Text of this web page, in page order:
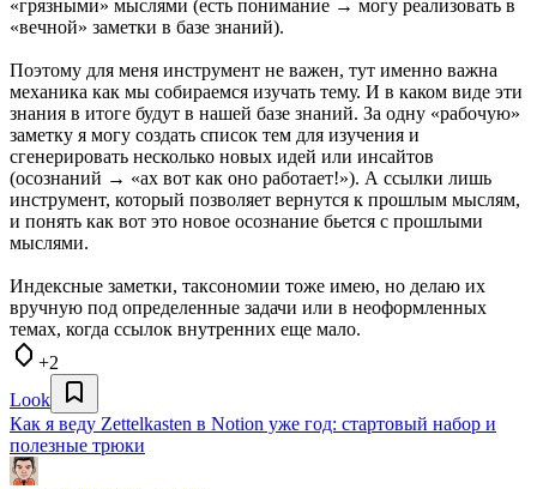
«грязными» мыслями (есть понимание → могу реализовать в
«вечной» заметки в базе знаний).
Поэтому для меня инструмент не важен, тут именно важна
механика как мы собираемся изучать тему. И в каком виде эти
знания в итоге будут в нашей базе знаний. За одну «рабочую»
заметку я могу создать список тем для изучения и
сгенерировать несколько новых идей или инсайтов
(осознаний → «ах вот как оно работает!»). А ссылки лишь
инструмент, который позволяет вернутся к прошлым мыслям,
и понять как вот это новое осознание бьется с прошлыми
мыслями.
Индексные заметки, таксономии тоже имею, но делаю их
вручную под определенные задачи или в неоформленных
темах, когда ссылок внутренних еще мало.
+2
Look
Как я веду Zettelkasten в Notion уже год: стартовый набор и
полезные трюки